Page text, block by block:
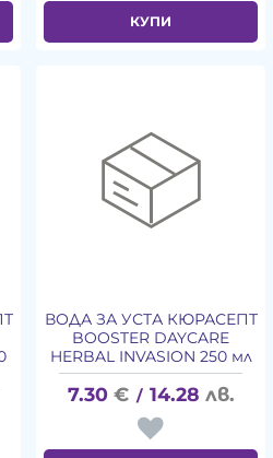
КУПИ
ВОДА ЗА УСТА КЮРАСЕПТ
BOOSTER DAYCARE
HERBAL INVASION 250 мл
7.30 € / 14.28 лв.